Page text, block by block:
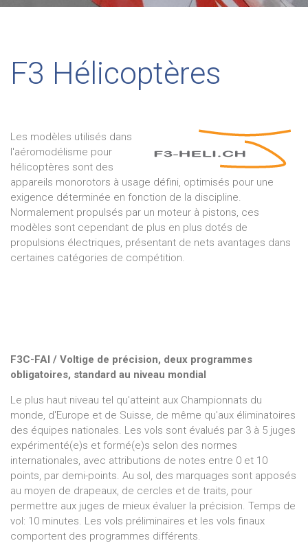
F3 Hélicoptères
Les modèles utilisés dans
l'aéromodélisme pour
hélicoptères sont des
appareils monorotors à usage défini, optimisés pour une
exigence déterminée en fonction de la discipline.
Normalement propulsés par un moteur à pistons, ces
modèles sont cependant de plus en plus dotés de
propulsions électriques, présentant de nets avantages dans
certaines catégories de compétition.
F3C-FAI / Voltige de précision, deux programmes
obligatoires, standard au niveau mondial
Le plus haut niveau tel qu'atteint aux Championnats du
monde, d'Europe et de Suisse, de même qu'aux éliminatoires
des équipes nationales. Les vols sont évalués par 3 à 5 juges
expérimenté(e)s et formé(e)s selon des normes
internationales, avec attributions de notes entre 0 et 10
points, par demi-points. Au sol, des marquages sont apposés
au moyen de drapeaux, de cercles et de traits, pour
permettre aux juges de mieux évaluer la précision. Temps de
vol: 10 minutes. Les vols préliminaires et les vols finaux
comportent des programmes différents.